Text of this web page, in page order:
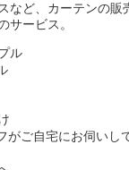
など、カーテンの販
サービス。
がご自宅にお伺いし